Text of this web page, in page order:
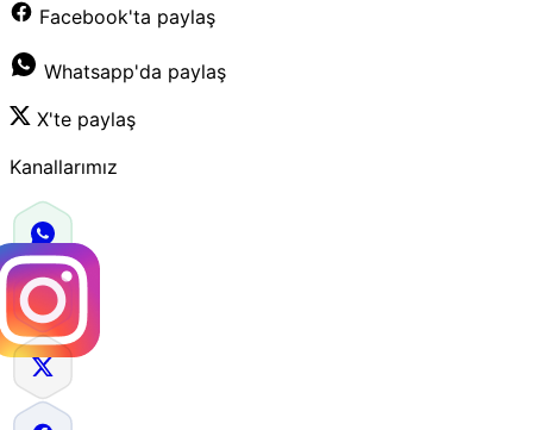
Facebook'ta paylaş
Whatsapp'da paylaş
X'te paylaş
Kanallarımız